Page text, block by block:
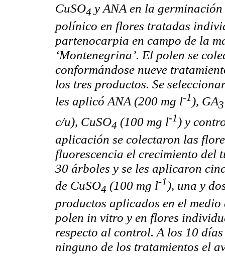
CuSO4 y ANA en la
polínico en flores tratadas
partenocarpia en campo de la
‘Montenegrina’. El polen se
conformándose nueve
los tres productos. Se
les aplicó ANA (200 mg l-1 ), GA
c/u), CuSO4 (100 mg l-1 ) y
aplicación se colectaron las
fluorescencia el crecimiento del
30 árboles y se les aplicaron
de CuSO4 (100 mg l-1 ), una y
productos aplicados en el
polen in vitro y en flores
respecto al control. A los 10
ninguno de los tratamientos el